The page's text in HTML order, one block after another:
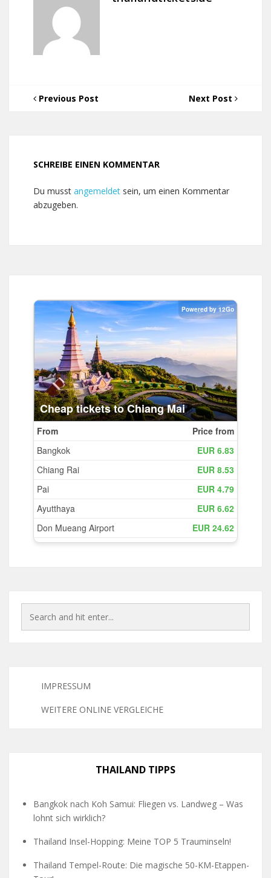
Previous Post Next Post
SCHREIBE EINEN KOMMENTAR
Du musst angemeldet sein, um einen Kommentar
abzugeben.
IMPRESSUM
WEITERE ONLINE VERGLEICHE
THAILAND TIPPS
Bangkok nach Koh Samui: Fliegen vs. Landweg – Was
lohnt sich wirklich?
Thailand Insel-Hopping: Meine TOP 5 Trauminseln!
Thailand Tempel-Route: Die magische 50-KM-Etappen-